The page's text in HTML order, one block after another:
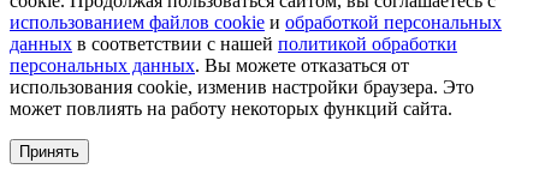
использованием файлов cookie и обработкой персональных
данных в соответствии с нашей политикой обработки
персональных данных. Вы можете отказаться от
использования cookie, изменив настройки браузера. Это
может повлиять на работу некоторых функций сайта.
Принять